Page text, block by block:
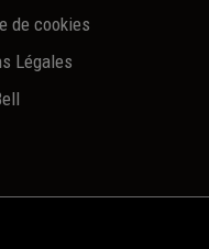
de cookies
Légales